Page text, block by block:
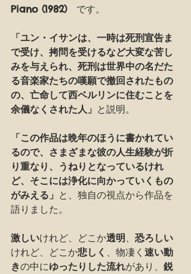
Piano (1982) です。
「ユン・イサンは、一時は死刑宣告ま
で受け、拷問を受けるなど大変な苦し
みを与えられ、死刑は世界中の名だた
る音楽家たちの嘆願で撤回されたもの
の、亡命して西ベルリンに住むことを
余儀なくされた人」 と説明。
「この作品は晩年のほうに書かれてい
るので、さまざまな彼の人生経験が折
り重なり、うねりとなっているけれ
ど、そこには浄化に向かっていくもの
がみえる」 と、独自の視点から作品を
語りました。
激しいけれど、どこか透明 、 恐ろしい
けれど、どこか悲しく 、物凄く 速い動
きの中にゆったりした流れがあり、 鋭